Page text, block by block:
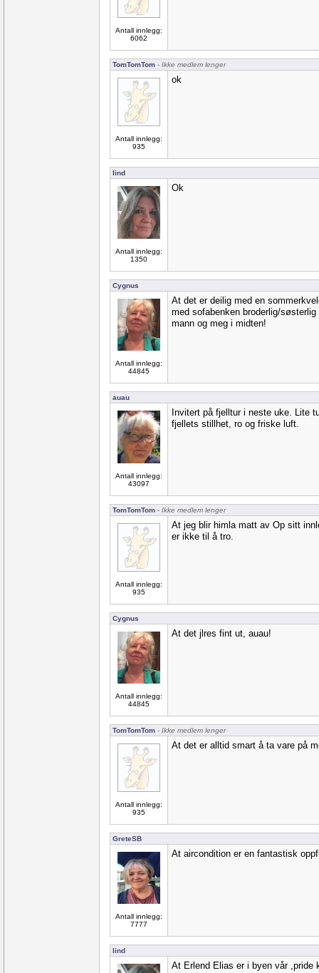
Antall innlegg:
6062
TomTomTom - Ikke medlem lenger
Antall innlegg:
935
ok
lind
Antall innlegg:
1350
Ok
Cygnus
Antall innlegg:
44845
At det er deilig med en
med sofabenken broderlig/
mann og meg i midten!
auau
Antall innlegg:
43097
Invitert på fjelltur i neste uke. Lite
fjellets stillhet, ro og friske luft.
TomTomTom - Ikke medlem lenger
Antall innlegg:
935
At jeg blir himla matt av Op sitt
er ikke til å tro.
Cygnus
Antall innlegg:
44845
At det jlres fint ut, auau!
TomTomTom - Ikke medlem lenger
Antall innlegg:
935
At det er alltid smart å ta vare på
GreteSB
Antall innlegg:
7777
At aircondition er en fantastisk
lind
At Erlend Elias er i byen vår ,pride